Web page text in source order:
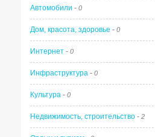
Автомобили - 0
Дом, красота, здоровье - 0
Интернет - 0
Инфраструктура - 0
Культура - 0
Недвижимость, строительство - 2